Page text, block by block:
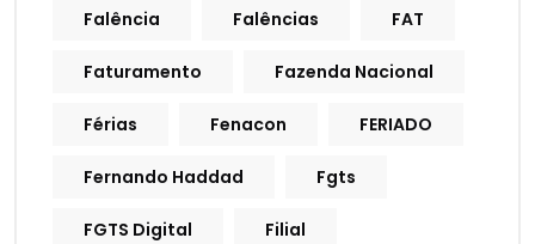
Falência Falências FAT
Faturamento Fazenda Nacional
Férias Fenacon FERIADO
Fernando Haddad Fgts
FGTS Digital Filial